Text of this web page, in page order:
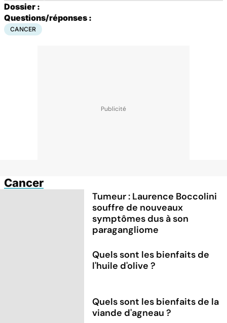
Dossier :
Questions/réponses :
CANCER
Cancer
Tumeur : Laurence Boccolini
souffre de nouveaux
symptômes dus à son
paragangliome
Quels sont les bienfaits de
l'huile d'olive ?
Quels sont les bienfaits de la
viande d'agneau ?